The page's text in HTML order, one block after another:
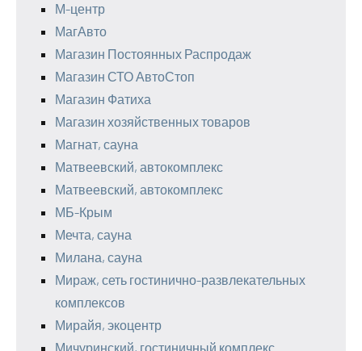
М-центр
МагАвто
Магазин Постоянных Распродаж
Магазин СТО АвтоСтоп
Магазин Фатиха
Магазин хозяйственных товаров
Магнат, сауна
Матвеевский, автокомплекс
Матвеевский, автокомплекс
МБ-Крым
Мечта, сауна
Милана, сауна
Мираж, сеть гостинично-развлекательных
комплексов
Мирайя, экоцентр
Мичуринский, гостиничный комплекс